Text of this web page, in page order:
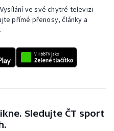
ve své chytré televizi
přímé přenosy, články a
Sledujte ČT sport